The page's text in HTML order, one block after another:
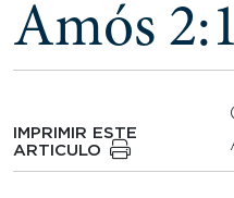
Amós
IMPRIMIR ESTE
ARTICULO